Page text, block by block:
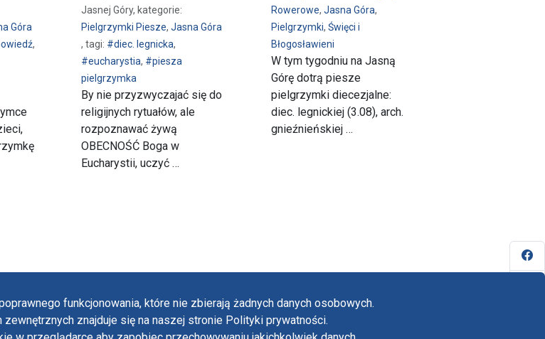
funkcjonowania, które nie zbierają żadnych danych osobowych.
znajduje się na naszej stronie Polityki prywatności.
Góra
,
Jasnej Góry, kategorie:
Pielgrzymki Piesze, Jasna Góra
, tagi: #diec. legnicka,
#eucharystia, #piesza
pielgrzymka
By nie przyzwyczajać się do
religijnych rytuałów, ale
rozpoznawać żywą
OBECNOŚĆ Boga w
Eucharystii, uczyć …
Rowerowe, Jasna Góra,
Pielgrzymki, Święci i
Błogosławieni
W tym tygodniu na Jasną
Górę dotrą piesze
pielgrzymki diecezjalne:
diec. legnickiej (3.08), arch.
gnieźnieńskiej …
Polityka prywatności